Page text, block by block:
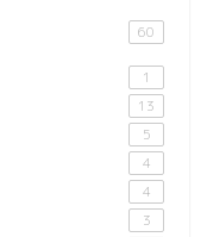
60
1
13
5
4
4
3